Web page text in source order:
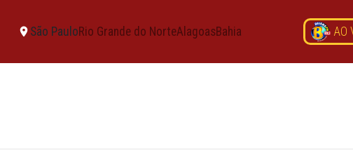
São PauloRio Grande do NorteAlagoasBahia AO